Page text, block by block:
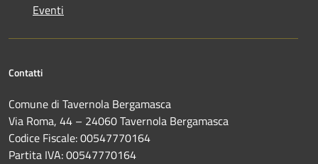
Eventi
Contatti
Comune di Tavernola Bergamasca
Via Roma, 44 – 24060 Tavernola Bergamasca
Codice Fiscale: 00547770164
Partita IVA: 00547770164